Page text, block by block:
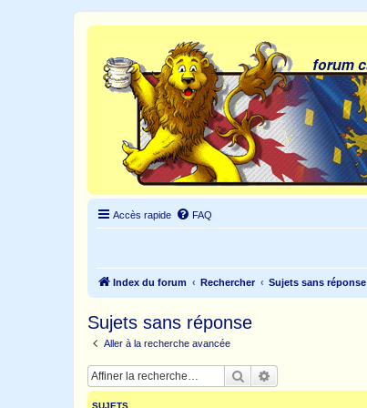
Accès rapide FAQ
Index du forum Rechercher Sujets sans réponse
Sujets sans réponse
Aller à la recherche avancée
Rechercher
SUJETS